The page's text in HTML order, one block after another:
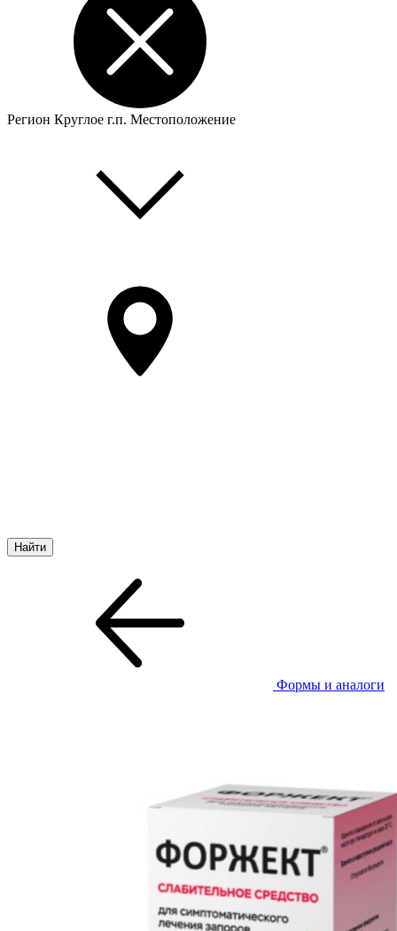
Регион Круглое г.п. Местоположение
Формы и аналоги